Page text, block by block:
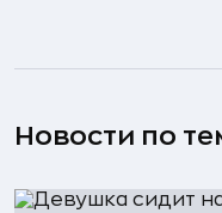
Новости по